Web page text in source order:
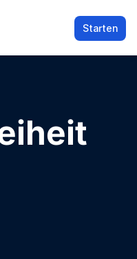
Starten